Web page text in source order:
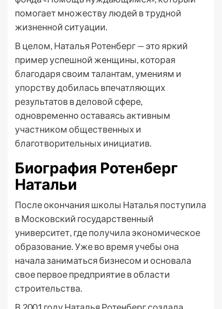
помогает множеству людей в трудной
жизненной ситуации.
В целом, Наталья Ротенберг — это яркий
пример успешной женщины, которая
благодаря своим талантам, умениям и
упорству добилась впечатляющих
результатов в деловой сфере,
одновременно оставаясь активным
участником общественных и
благотворительных инициатив.
Биография Ротенберг
Натальи
После окончания школы Наталья поступила
в Московский государственный
университет, где получила экономическое
образование. Уже во время учебы она
начала заниматься бизнесом и основала
свое первое предприятие в области
строительства.